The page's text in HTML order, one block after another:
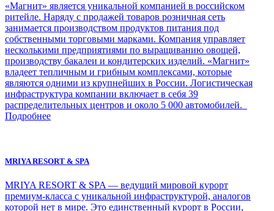
«Магнит» является уникальной компанией в российском
ритейле. Наряду с продажей товаров розничная сеть
занимается производством продуктов питания под
собственными торговыми марками. Компания управляет
несколькими предприятиями по выращиванию овощей,
производству бакалеи и кондитерских изделий. «Магнит»
владеет тепличным и грибным комплексами, которые
являются одними из крупнейших в России. Логистическая
инфраструктура компании включает в себя 39
распределительных центров и около 5 000 автомобилей.
Подробнее
MRIYA RESORT & SPA
MRIYA RESORT & SPA — ведущий мировой курорт
премиум-класса с уникальной инфраструктурой, аналогов
которой нет в мире. Это единственный курорт в России,